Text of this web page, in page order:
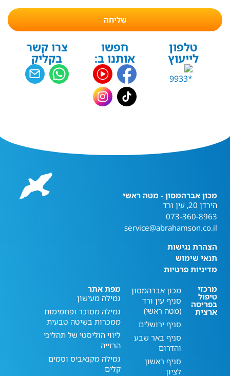
שליחה
טלפון
לייעוץ
חפשו
אותנו ב:
צרו קשר
בקליק
מכון אברהמסון - מטה ראשי
הירדן 20, עין ורד
073-360-8963
service@abrahamson.co.il
הצהרת נגישות
תנאי שימוש
מדיניות פרטיות
מרכזי
טיפול
בפריסה
ארצית
מכון אברהמסון
סניף עין ורד
(מטה ראשי)
סניף ירושלים
סניף באר שבע
והדרום
סניף ראשון
לציון
מפת אתר
גמילה מעישון
גמילה מסוכר ופחמימות
ממכרות בשיטה טבעית
ליווי הוליסטי של תהליכי
הרזייה
גמילה מקנאביס וסמים
קלים